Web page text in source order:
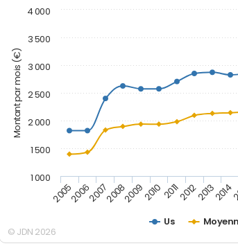
Montant par mois (€)
Us
200520062007200820092010 2011201220132014
1 000
1 500
2 000
2 500
3 000
3 500
4 000
© JDN 2026